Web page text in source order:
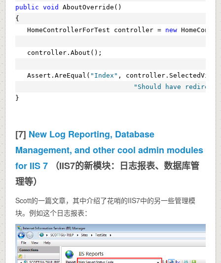
public void
AboutOverride()
{
   HomeControllerForTest controller =
new
   controller.About();
   Assert.AreEqual(
"Index" ,
"Should have
}
[7] New Log Reporting, Database
Management, and other cool admin modules
for IIS 7 （IIS7的新模块：日志报表、数据库管
理等）
Scott的一篇文章，其中介绍了花哨的IIS7中的另一些管理模
块。例如这个日志报表：